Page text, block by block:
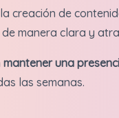
creación de
manera clara y
mantener una
las semanas.